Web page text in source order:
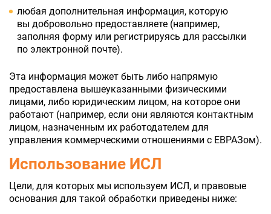
любая дополнительная информация, которую
вы добровольно предоставляете (например,
заполняя форму или регистрируясь для рассылки
по электронной почте).
Эта информация может быть либо напрямую
предоставлена вышеуказанными физическими
лицами, либо юридическим лицом, на которое они
работают (например, если они являются контактным
лицом, назначенным их работодателем для
управления коммерческими отношениями с ЕВРАЗом).
Использование ИСЛ
Цели, для которых мы используем ИСЛ, и правовые
основания для такой обработки приведены ниже: